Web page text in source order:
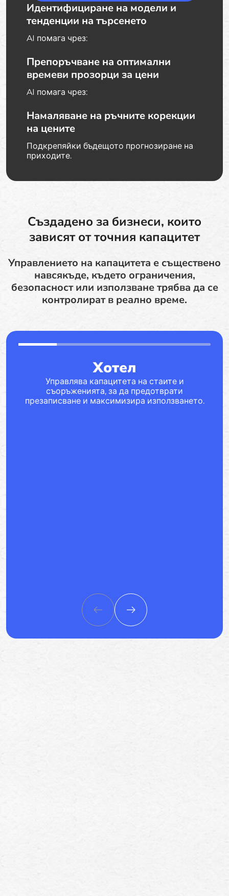
Идентифициране на модели и
тенденции на търсенето
AI помага чрез:
Препоръчване на оптимални
времеви прозорци за цени
AI помага чрез:
Намаляване на ръчните корекции
на цените
Подкрепяйки бъдещото прогнозиране на
приходите.
Създадено за бизнеси, които
зависят от точния капацитет
Управлението на капацитета е съществено
навсякъде, където ограничения,
безопасност или използване трябва да се
контролират в реално време.
Хотел
Управлява капацитета на стаите и
съоръженията, за да предотврати
презаписване и максимизира използването.